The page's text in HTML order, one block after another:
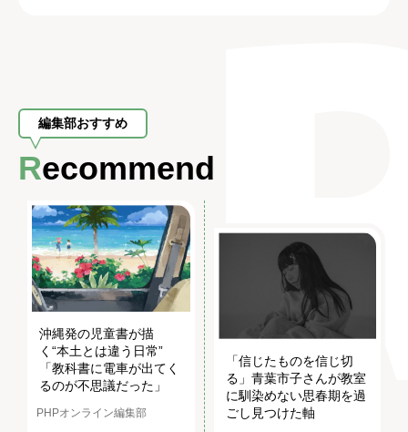
編集部おすすめ
Recommend
沖縄発の児童書が描
く“本土とは違う日常”
「教科書に電車が出てく
るのが不思議だった」
PHPオンライン編集部
「信じたものを信じ切
る」青葉市子さんが教室
に馴染めない思春期を過
ごし見つけた軸